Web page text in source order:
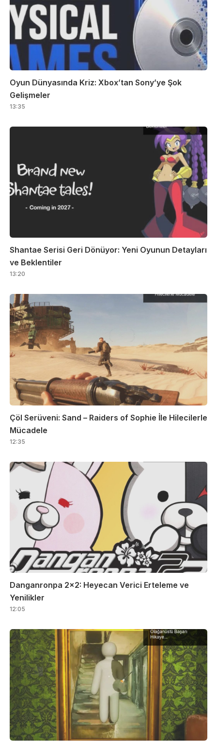
Oyun Dünyasında Kriz: Xbox’tan Sony’ye Şok
Gelişmeler
13:35
Shantae Serisi Geri Dönüyor: Yeni Oyunun Detayları
ve Beklentiler
13:20
Çöl Serüveni: Sand – Raiders of Sophie İle Hilecilerle
Mücadele
12:35
Danganronpa 2×2: Heyecan Verici Erteleme ve
Yenilikler
12:05